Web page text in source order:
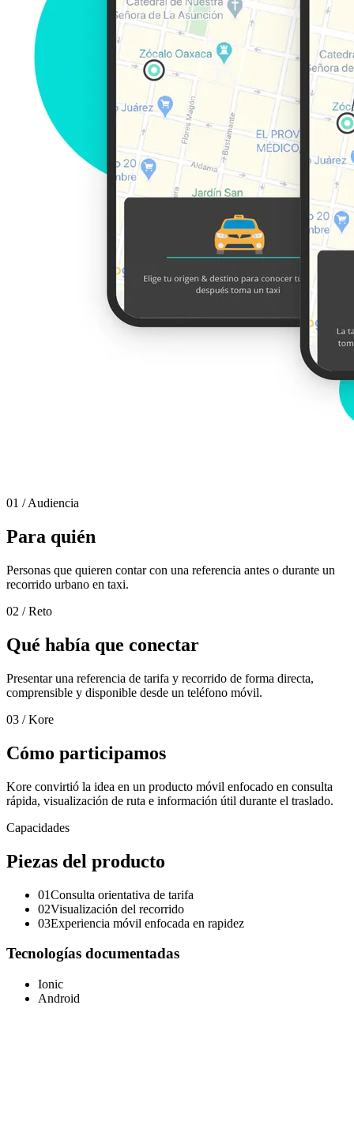
01 / Audiencia
Para quién
Personas que quieren contar con una referencia antes o durante un
recorrido urbano en taxi.
02 / Reto
Qué había que conectar
Presentar una referencia de tarifa y recorrido de forma directa,
comprensible y disponible desde un teléfono móvil.
03 / Kore
Cómo participamos
Kore convirtió la idea en un producto móvil enfocado en consulta
rápida, visualización de ruta e información útil durante el traslado.
Capacidades
Piezas del producto
01Consulta orientativa de tarifa
02Visualización del recorrido
03Experiencia móvil enfocada en rapidez
Tecnologías documentadas
Ionic
Android